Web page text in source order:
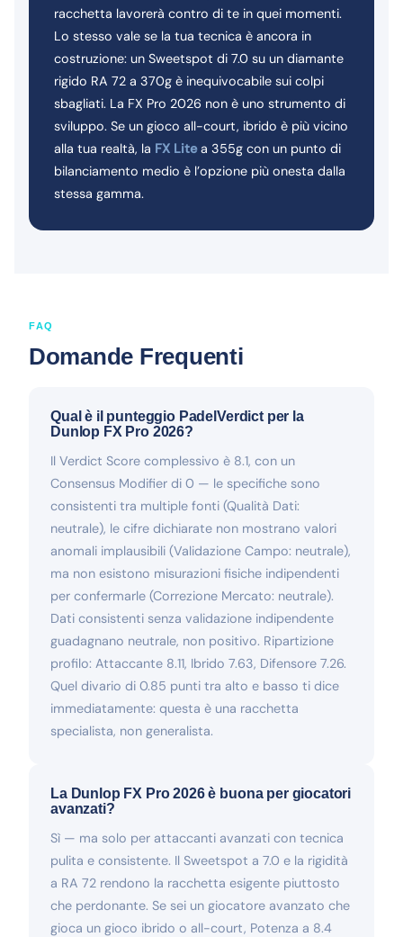
racchetta lavorerà contro di te in quei momenti.
Lo stesso vale se la tua tecnica è ancora in
costruzione: un Sweetspot di 7.0 su un diamante
rigido RA 72 a 370g è inequivocabile sui colpi
sbagliati. La FX Pro 2026 non è uno strumento di
sviluppo. Se un gioco all-court, ibrido è più vicino
alla tua realtà, la FX Litea 355g con un punto di
bilanciamento medio è l’opzione più onesta dalla
stessa gamma.
FAQ
Domande Frequenti
Qual è il punteggio PadelVerdict per la
Dunlop FX Pro 2026?
Il Verdict Score complessivo è 8.1, con un
Consensus Modifier di 0 — le specifiche sono
consistenti tra multiple fonti (Qualità Dati:
neutrale), le cifre dichiarate non mostrano valori
anomali implausibili (Validazione Campo: neutrale),
ma non esistono misurazioni fisiche indipendenti
per confermarle (Correzione Mercato: neutrale).
Dati consistenti senza validazione indipendente
guadagnano neutrale, non positivo. Ripartizione
profilo: Attaccante 8.11, Ibrido 7.63, Difensore 7.26.
Quel divario di 0.85 punti tra alto e basso ti dice
immediatamente: questa è una racchetta
specialista, non generalista.
La Dunlop FX Pro 2026 è buona per giocatori
avanzati?
Sì — ma solo per attaccanti avanzati con tecnica
pulita e consistente. Il Sweetspot a 7.0 e la rigidità
a RA 72 rendono la racchetta esigente piuttosto
che perdonante. Se sei un giocatore avanzato che
gioca un gioco ibrido o all-court, Potenza a 8.4